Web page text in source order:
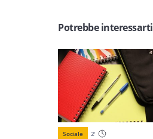
Potrebbe interessarti
Sociale 2'